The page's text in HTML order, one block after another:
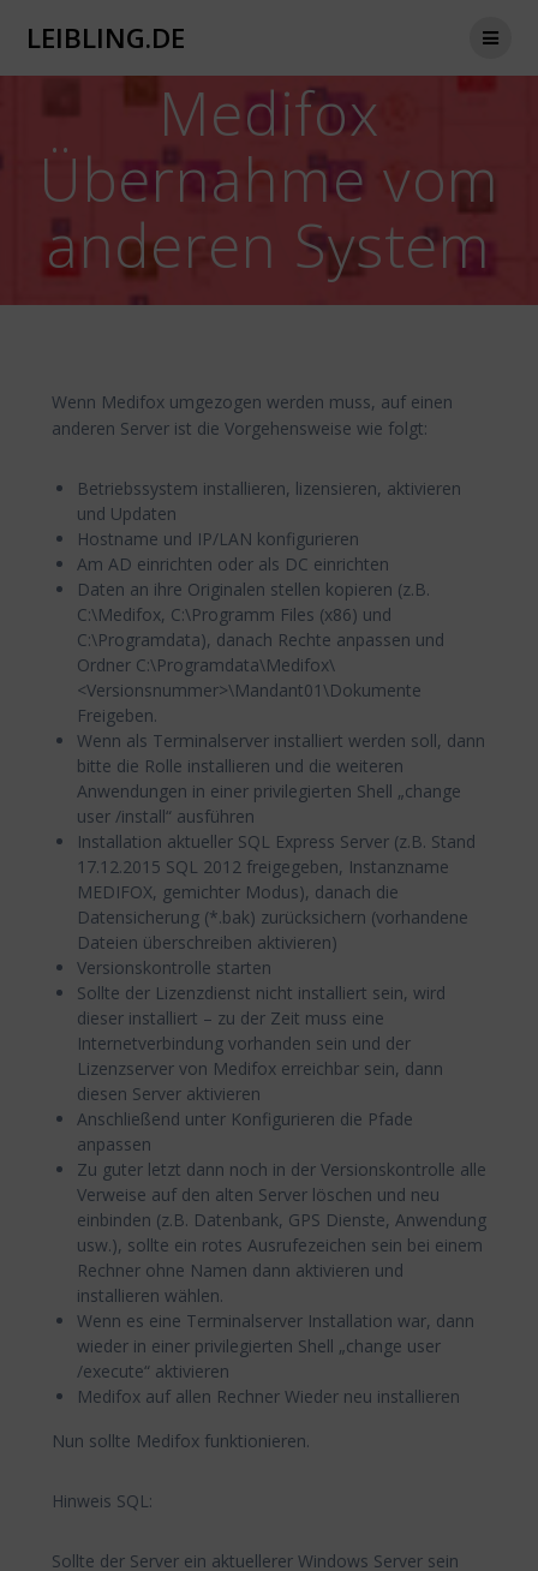
LEIBLING.DE
Medifox
Übernahme vom
anderen System
Wenn Medifox umgezogen werden muss, auf einen
anderen Server ist die Vorgehensweise wie folgt:
Betriebssystem installieren, lizensieren, aktivieren
und Updaten
Hostname und IP/LAN konfigurieren
Am AD einrichten oder als DC einrichten
Daten an ihre Originalen stellen kopieren (z.B.
C:\Medifox, C:\Programm Files (x86) und
C:\Programdata), danach Rechte anpassen und
Ordner C:\Programdata\Medifox\
<Versionsnummer>\Mandant01\Dokumente
Freigeben.
Wenn als Terminalserver installiert werden soll, dann
bitte die Rolle installieren und die weiteren
Anwendungen in einer privilegierten Shell „change
user /install“ ausführen
Installation aktueller SQL Express Server (z.B. Stand
17.12.2015 SQL 2012 freigegeben, Instanzname
MEDIFOX, gemichter Modus), danach die
Datensicherung (*.bak) zurücksichern (vorhandene
Dateien überschreiben aktivieren)
Versionskontrolle starten
Sollte der Lizenzdienst nicht installiert sein, wird
dieser installiert – zu der Zeit muss eine
Internetverbindung vorhanden sein und der
Lizenzserver von Medifox erreichbar sein, dann
diesen Server aktivieren
Anschließend unter Konfigurieren die Pfade
anpassen
Zu guter letzt dann noch in der Versionskontrolle alle
Verweise auf den alten Server löschen und neu
einbinden (z.B. Datenbank, GPS Dienste, Anwendung
usw.), sollte ein rotes Ausrufezeichen sein bei einem
Rechner ohne Namen dann aktivieren und
installieren wählen.
Wenn es eine Terminalserver Installation war, dann
wieder in einer privilegierten Shell „change user
/execute“ aktivieren
Medifox auf allen Rechner Wieder neu installieren
Nun sollte Medifox funktionieren.
Hinweis SQL:
Sollte der Server ein aktuellerer Windows Server sein